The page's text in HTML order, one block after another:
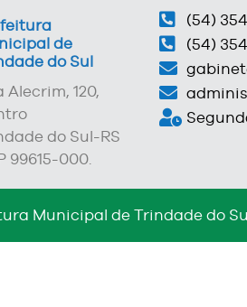
de
do Sul
Alecrim, 120,
do Sul-RS
99615-000.
(54)
(54)
Municipal de Trindade do